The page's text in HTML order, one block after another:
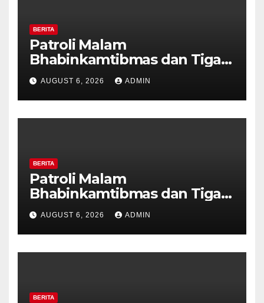
BERITA
Patroli Malam
Bhabinkamtibmas dan Tiga
Pilar Kelurahan Ungaran
Perkuat Kamtibmas, Warga
Diajak Aktifkan Ronda
AUGUST 6, 2026 ADMIN
BERITA
Patroli Malam
Bhabinkamtibmas dan Tiga
Pilar Kelurahan Ungaran
Perkuat Kamtibmas, Warga
Diajak Aktifkan Ronda
AUGUST 6, 2026 ADMIN
BERITA